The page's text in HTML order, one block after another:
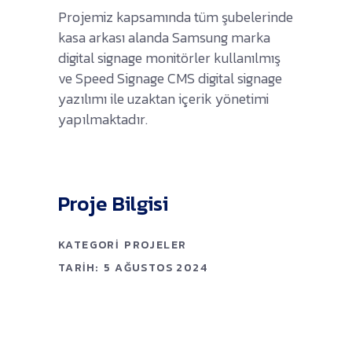
Projemiz kapsamında tüm şubelerinde
kasa arkası alanda Samsung marka
digital signage monitörler kullanılmış
ve Speed Signage CMS digital signage
yazılımı ile uzaktan içerik yönetimi
yapılmaktadır.
Proje Bilgisi
KATEGORI PROJELER
TARIH: 5 AĞUSTOS 2024